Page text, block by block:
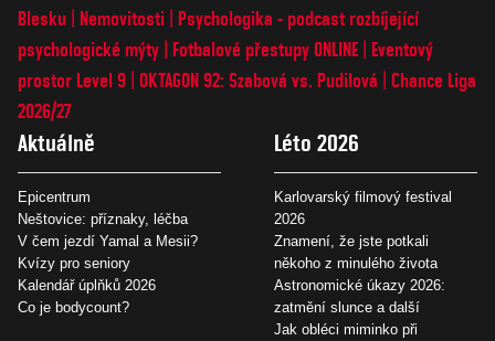
Blesku
Nemovitosti
Psychologika - podcast rozbíjející
psychologické mýty
Fotbalové přestupy ONLINE
Eventový
prostor Level 9 OKTAGON 92: Szabová vs. Pudilová
Chance Liga
2026/27
Aktuálně
Epicentrum
Neštovice: příznaky, léčba
V čem jezdí Yamal a Mesii?
Kvízy pro seniory
Kalendář úplňků 2026
Co je bodycount?
Léto 2026
Karlovarský filmový festival
2026
Znamení, že jste potkali
někoho z minulého života
Astronomické úkazy 2026:
zatmění slunce a další
Jak obléci miminko při